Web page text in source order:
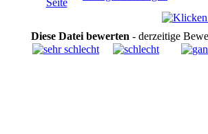
Diese Datei bewerten - derzeitige